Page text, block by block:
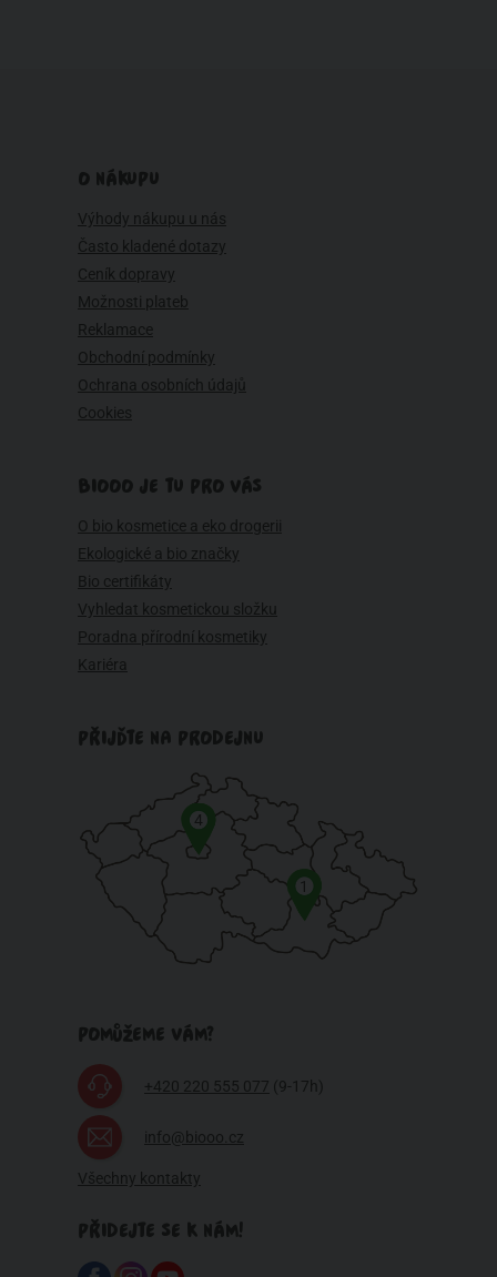
O NÁKUPU
Výhody nákupu u nás
Často kladené dotazy
Ceník dopravy
Možnosti plateb
Reklamace
Obchodní podmínky
Ochrana osobních údajů
Cookies
BIOOO JE TU PRO VÁS
O bio kosmetice a eko drogerii
Ekologické a bio značky
Bio certifikáty
Vyhledat kosmetickou složku
Poradna přírodní kosmetiky
Kariéra
PŘIJĎTE NA PRODEJNU
1
4
POMŮŽEME VÁM?
+420 220 555 077 (9-17h)
info@biooo.cz
Všechny kontakty
PŘIDEJTE SE K NÁM!